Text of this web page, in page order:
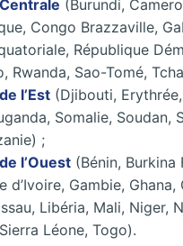
(Burundi,
Congo Brazzaville,
République
Rwanda, Sao-Tomé,
l’Est (Djibouti,
Somalie, Soudan,
;
l’Ouest (Bénin, Burkina
d’Ivoire, Gambie, Ghana,
Libéria, Mali, Niger,
Léone, Togo).